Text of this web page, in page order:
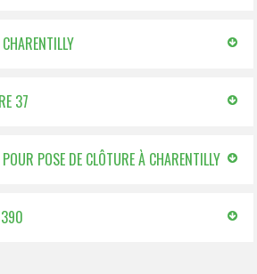
37
POSE DE CLÔTURE À CHARENTILLY